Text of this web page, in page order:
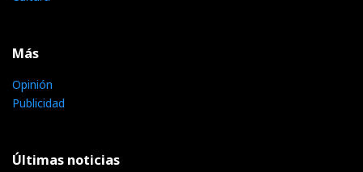
Más
Opinión
Publicidad
Últimas noticias